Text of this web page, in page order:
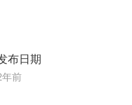
布日期
年前